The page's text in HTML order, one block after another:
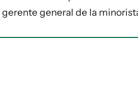
general de la